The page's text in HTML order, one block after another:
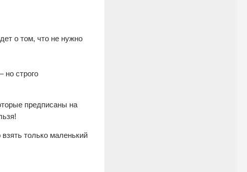
о том, что не нужно
но строго
предписаны на
только маленький